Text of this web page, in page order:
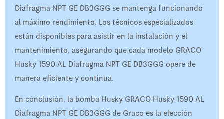
Diafragma NPT GE DB3GGG se mantenga funcionando
al máximo rendimiento. Los técnicos especializados
están disponibles para asistir en la instalación y el
mantenimiento, asegurando que cada modelo GRACO
Husky 1590 AL Diafragma NPT GE DB3GGG opere de
manera eficiente y continua.
En conclusión, la bomba Husky GRACO Husky 1590 AL
Diafragma NPT GE DB3GGG de Graco es la elección